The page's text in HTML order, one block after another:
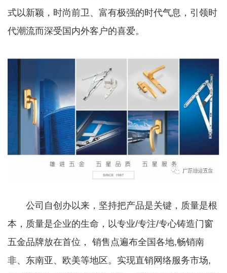
式以新颖，时尚前卫、富有极强的时代气息，引领时
代潮流而深受国内外客户的喜爱。
公司自创办以来，坚持把产品是关键，质量是根
本，质量是企业的生命，以专业/专注/专心铸造门窗
五金品牌放在首位， 销售点遍布全国各地,畅销南
非、东南亚、欧美等地区。实现直销网络服务市场,